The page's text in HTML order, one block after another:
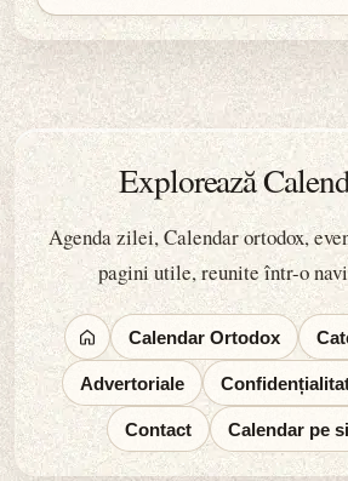
Explorează
Agenda zilei, Calendar ortodox,
pagini utile, reunite într-o
Calendar Ortodox
Advertoriale
Contact Calendar pe